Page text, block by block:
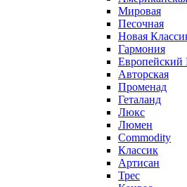
Мировая
Песочная
Новая
Гармония
Европейский
Авторская
Променад
Геталанд
Люкс
Люмен
Commodity
Классик
Артисан
Трес